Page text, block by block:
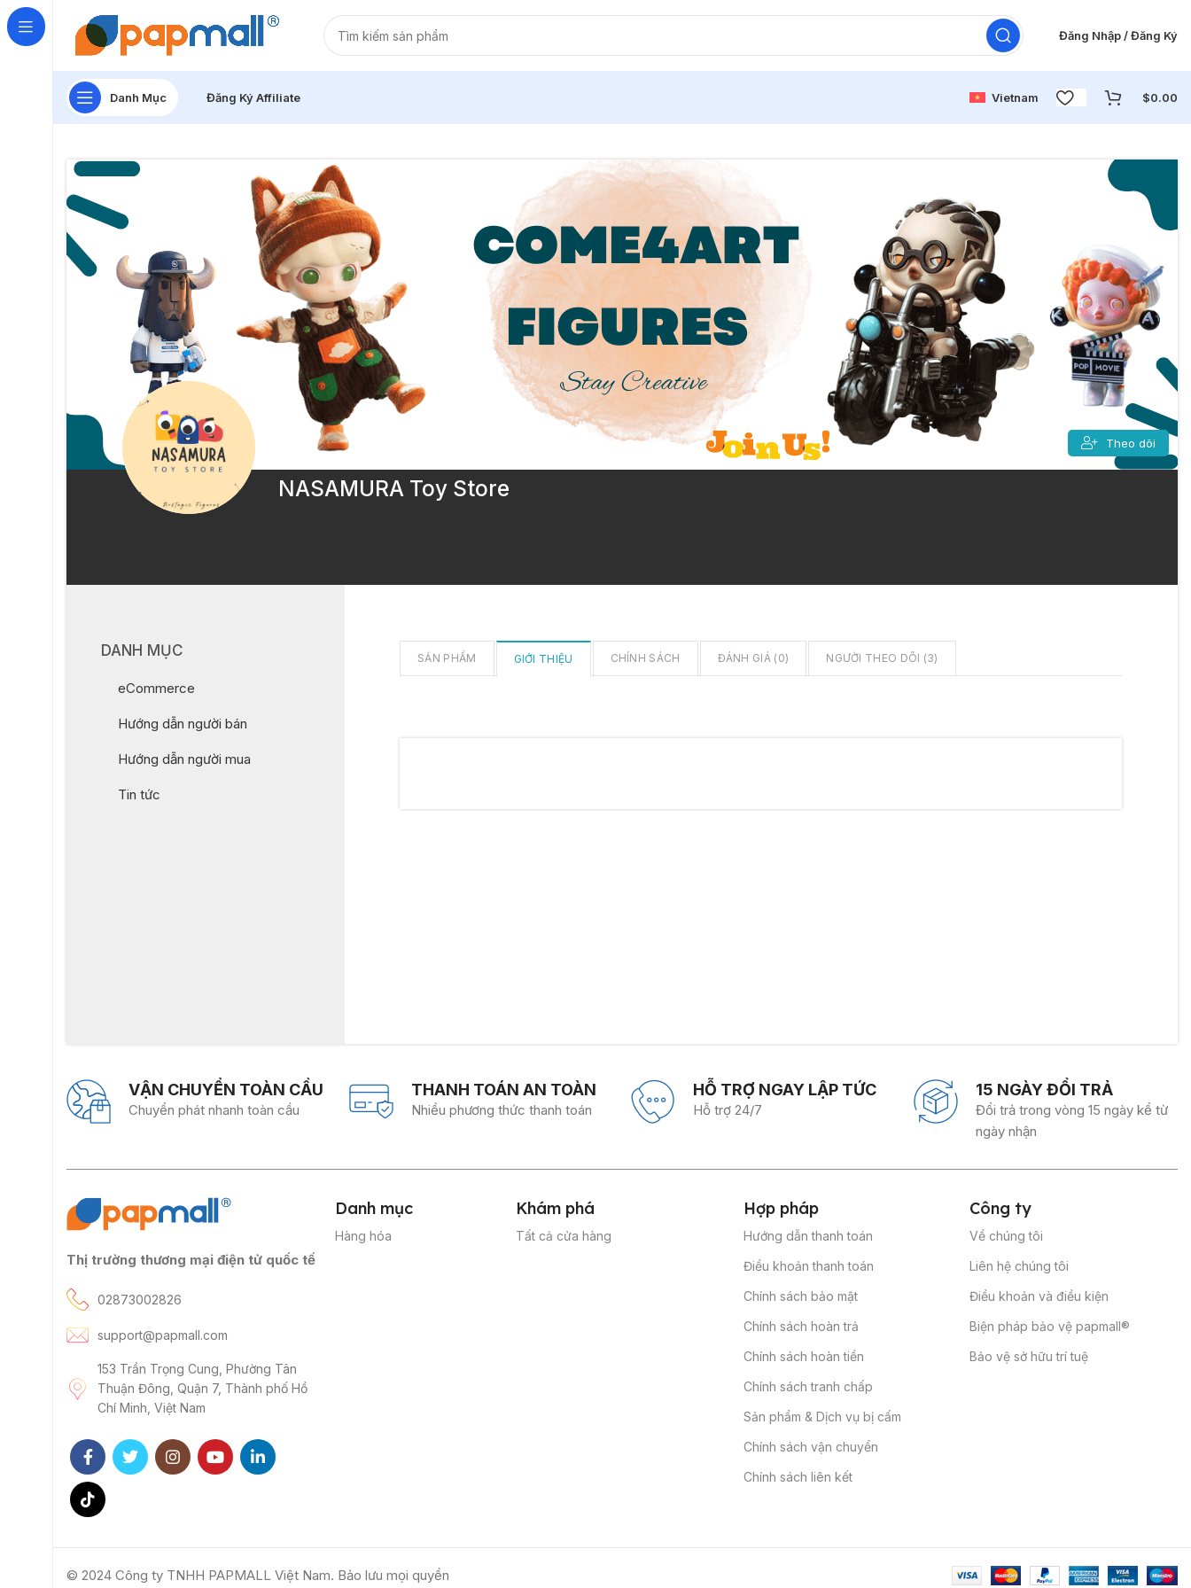
Đăng Nhập / Đăng Ký
Danh Mục Đăng Ký Affiliate Vietnam $0.00
NASAMURA Toy Store
Theo dõi
SẢN PHẨM GIỚI THIỆU CHÍNH SÁCH ĐÁNH GIÁ ( 0) NGƯỜI THEO DÕI (3)
DANH MỤC
eCommerce
Hướng dẫn người bán
Hướng dẫn người mua
Tin tức
VẬN CHUYỂN TOÀN CẦU
Chuyển phát nhanh toàn cầu
THANH TOÁN AN TOÀN
Nhiều phương thức thanh toán
HỖ TRỢ NGAY LẬP TỨC
Hỗ trợ 24/7
15 NGÀY ĐỔI TRẢ
Đổi trả trong vòng 15 ngày kể từ
ngày nhận
Thị trường thương mại điện tử quốc tế
02873002826
support@papmall.com
153 Trần Trọng Cung, Phường Tân
Thuận Đông, Quận 7, Thành phố Hồ
Chí Minh, Việt Nam
Danh mục
Hàng hóa
Khám phá
Tất cả cửa hàng
Hợp pháp
Hướng dẫn thanh toán
Điều khoản thanh toán
Chính sách bảo mật
Chính sách hoàn trả
Chính sách hoàn tiền
Chính sách tranh chấp
Sản phẩm & Dịch vụ bị cấm
Chính sách vận chuyển
Chính sách liên kết
Công ty
Về chúng tôi
Liên hệ chúng tôi
Điều khoản và điều kiện
Biện pháp bảo vệ papmall®
Bảo vệ sở hữu trí tuệ
© 2024 Công ty TNHH PAPMALL Việt Nam. Bảo lưu mọi quyền